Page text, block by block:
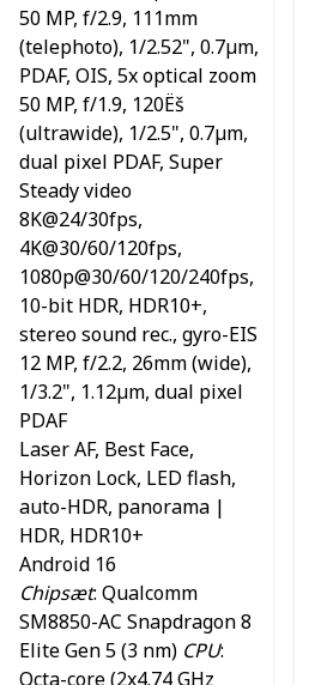
50 MP, f/2.9, 111mm
(telephoto), 1/2.52", 0.7µm,
PDAF, OIS, 5x optical zoom
50 MP, f/1.9, 120Ëš
(ultrawide), 1/2.5", 0.7µm,
dual pixel PDAF, Super
Steady video
8K@24/30fps,
4K@30/60/120fps,
1080p@30/60/120/240fps,
10-bit HDR, HDR10+,
stereo sound rec., gyro-EIS
12 MP, f/2.2, 26mm (wide),
1/3.2", 1.12µm, dual pixel
PDAF
Laser AF, Best Face,
Horizon Lock, LED flash,
auto-HDR, panorama |
HDR, HDR10+
Android 16
Chipsæt: Qualcomm
SM8850-AC Snapdragon 8
Elite Gen 5 (3 nm) CPU:
Octa-core (2x4.74 GHz